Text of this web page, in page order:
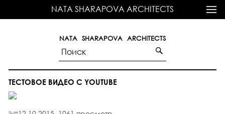
NATA SHARAPOVA ARCHITECTS
NATA SHARAPOVA ARCHITECTS
ТЕСТОВОЕ ВИДЕО С YOUTUBE